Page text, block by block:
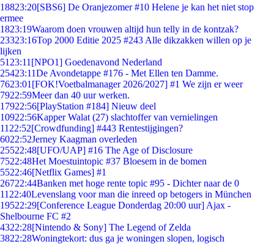
18823:20[SBS6] De Oranjezomer #10 Helene je kan het niet stop
ermee
1823:19Waarom doen vrouwen altijd hun telly in de kontzak?
23323:16Top 2000 Editie 2025 #243 Alle dikzakken willen op je
lijken
51 23:11 [NPO1] Goedenavond Nederland
25423:11De Avondetappe #176 - Met Ellen ten Damme.
7623:01 [FOK!Voetbalmanager 2026/2027] #1 We zijn er weer
7922:59Meer dan 40 uur werken.
17922:56[PlayStation #184] Nieuw deel
10922:56Kapper Walat (27) slachtoffer van vernielingen
11 22:52[Crowdfunding] #443 Rentestijgingen?
6022:52Jerney Kaagman overleden
25522:48[UFO/UAP] #16 The Age of Disclosure
7522:48Het Moestuintopic #37 Bloesem in de bomen
5522:46[Netflix Games] #1
26722:44Banken met hoge rente topic #95 - Dichter naar de 0
11 22:40Levenslang voor man die inreed op betogers in München
19522:29[Conference League Donderdag 20:00 uur] Ajax -
Shelbourne FC #2
4322:28[Nintendo & Sony] The Legend of Zelda
3822:28Woningtekort: dus ga je woningen slopen, logisch